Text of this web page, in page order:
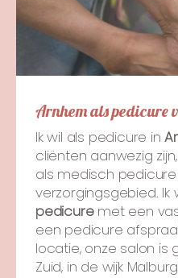
Arnhem als pedicure
Ik wil als pedicure in
cliënten aanwezig
als medisch
verzorgingsgebied. Ik
pedicuremet een
een pedicure
locatie, onze salon is
Zuid, in de wijk